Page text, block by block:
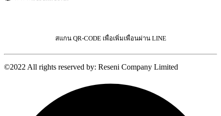
สแกน QR-CODE เพื่อเพิ่มเพื่อนผ่าน LINE
©2022 All rights reserved by: Reseni Company Limited